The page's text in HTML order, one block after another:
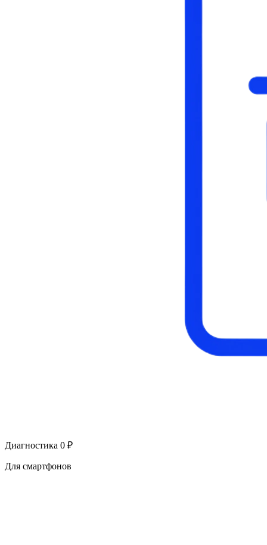
Диагностика 0 ₽
Для смартфонов